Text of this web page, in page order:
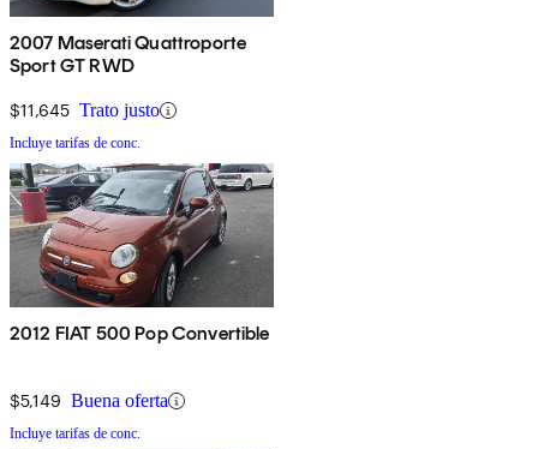
2007 Maserati Quattroporte
Sport GT RWD
$11,645 Trato justo
Incluye tarifas de conc.
2012 FIAT 500 Pop Convertible
$5,149 Buena oferta
Incluye tarifas de conc.